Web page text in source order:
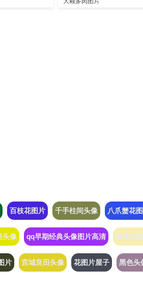
百枝花图片 千手柱间头像 八爪蟹花
头像 qq早期经典头像图片高清 鸳鸯花
片 宫城良田头像 花图片屋子 黑色头